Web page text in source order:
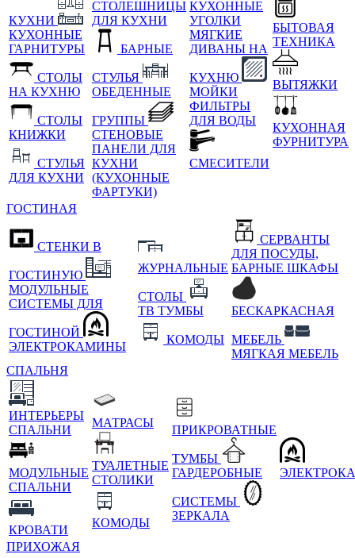
КУХНИ
КУХОННЫЕ
ГАРНИТУРЫ
СТОЛЫ
НА КУХНЮ
СТОЛЫ
КНИЖКИ
СТУЛЬЯ
ДЛЯ КУХНИ
СТОЛЕШНИЦЫ
ДЛЯ КУХНИ
БАРНЫЕ
СТУЛЬЯ
ОБЕДЕННЫЕ
ГРУППЫ
СТЕНОВЫЕ
ПАНЕЛИ ДЛЯ
КУХНИ
(КУХОННЫЕ
ФАРТУКИ)
КУХОННЫЕ
УГОЛКИ
МЯГКИЕ
ДИВАНЫ НА
КУХНЮ
МОЙКИ
ФИЛЬТРЫ
ДЛЯ ВОДЫ
СМЕСИТЕЛИ
БЫТОВАЯ
ТЕХНИКА
ВЫТЯЖКИ
КУХОННАЯ
ФУРНИТУРА
ГОСТИНАЯ
СТЕНКИ В
ГОСТИНУЮ
МОДУЛЬНЫЕ
СИСТЕМЫ ДЛЯ
ГОСТИНОЙ
ЭЛЕКТРОКАМИНЫ
ЖУРНАЛЬНЫЕ
СТОЛЫ
ТВ ТУМБЫ
КОМОДЫ
СЕРВАНТЫ
ДЛЯ ПОСУДЫ,
БАРНЫЕ ШКАФЫ
БЕСКАРКАСНАЯ
МЕБЕЛЬ
МЯГКАЯ МЕБЕЛЬ
СПАЛЬНЯ
ИНТЕРЬЕРЫ
СПАЛЬНИ
МОДУЛЬНЫЕ
СПАЛЬНИ
КРОВАТИ
МАТРАСЫ
ТУАЛЕТНЫЕ
СТОЛИКИ
КОМОДЫ
ПРИКРОВАТНЫЕ
ТУМБЫ
ГАРДЕРОБНЫЕ
СИСТЕМЫ
ЗЕРКАЛА
ПРИХОЖАЯ